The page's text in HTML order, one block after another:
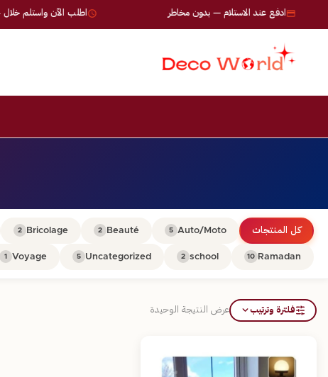
اطلب الآن واستلم خلال 24-72 ساعة ادفع عند الاستلام — بدون مخاطر
كل المنتجات Auto/Moto
5
Beauté
2
Bricolage
2
Ramadan
10
school
2
Uncategorized
5
Voyage
1
فلترة وترتيب عرض النتيجة الوحيدة